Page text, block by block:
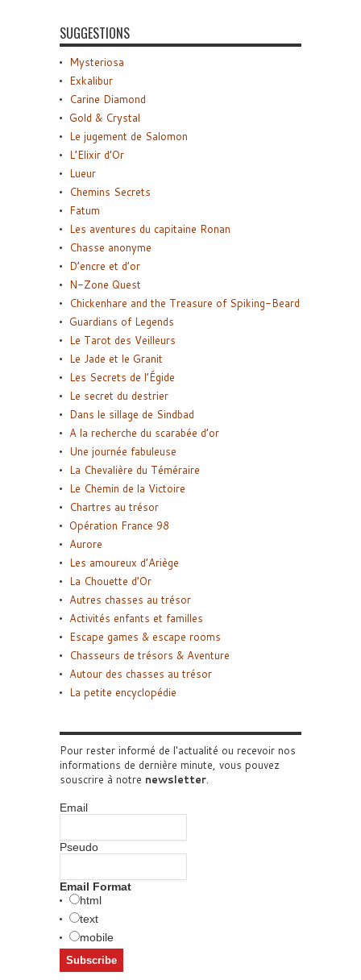
SUGGESTIONS
Mysteriosa
Exkalibur
Carine Diamond
Gold & Crystal
Le jugement de Salomon
L’Elixir d’Or
Lueur
Chemins Secrets
Fatum
Les aventures du capitaine Ronan
Chasse anonyme
D’encre et d’or
N-Zone Quest
Chickenhare and the Treasure of Spiking-Beard
Guardians of Legends
Le Tarot des Veilleurs
Le Jade et le Granit
Les Secrets de l’Égide
Le secret du destrier
Dans le sillage de Sindbad
A la recherche du scarabée d’or
Une journée fabuleuse
La Chevalière du Téméraire
Le Chemin de la Victoire
Chartres au trésor
Opération France 98
Aurore
Les amoureux d’Ariège
La Chouette d’Or
Autres chasses au trésor
Activités enfants et familles
Escape games & escape rooms
Chasseurs de trésors & Aventure
Autour des chasses au trésor
La petite encyclopédie
Pour rester informé de l'actualité ou recevoir nos
informations de dernière minute, vous pouvez
souscrire à notre newsletter.
Email
Pseudo
Email Format
html
text
mobile